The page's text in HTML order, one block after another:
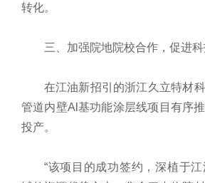
转化。
三、加强院地院校合作，促进
在江油新招引的浙江久立特材
管道内壁Al基功能涂层线项目有序
投产。
“该项目的成功签约，深植于